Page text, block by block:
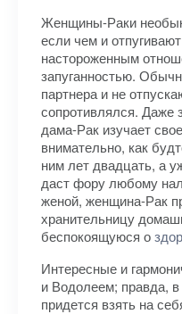
Женщины-Раки
если чем и
настороженным
запуганностью.
партнера и не
сопротивлялся. Даже
дама-Рак изучает
внимательно, как
ним лет двадцать, а
даст фору любому
женой, женщина-Рак
хранительницу
беспокоящуюся о
Интересные и
и Водолеем; правда,
придется взять на